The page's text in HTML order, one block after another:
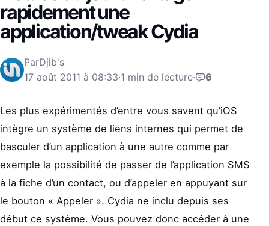
rapidement une
application/tweak Cydia
ParDjib's
17 août 2011 à 08:33·1 min de lecture· 6
Les plus expérimentés d’entre vous savent qu’iOS
intègre un système de liens internes qui permet de
basculer d’un application à une autre comme par
exemple la possibilité de passer de l’application SMS
à la fiche d’un contact, ou d’appeler en appuyant sur
le bouton « Appeler ». Cydia ne inclu depuis ses
début ce système. Vous pouvez donc accéder à une